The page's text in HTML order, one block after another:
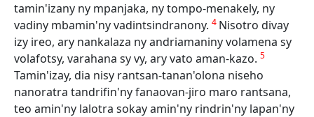
tamin'izany ny mpanjaka, ny tompo-menakely, ny
vadiny mbamin'ny vadintsindranony. 4 Nisotro divay
izy ireo, ary nankalaza ny andriamaniny volamena sy
volafotsy, varahana sy vy, ary vato aman-kazo. 5
Tamin'izay, dia nisy rantsan-tanan'olona niseho
nanoratra tandrifin'ny fanaovan-jiro maro rantsana,
teo amin'ny lalotra sokay amin'ny rindrin'ny lapan'ny